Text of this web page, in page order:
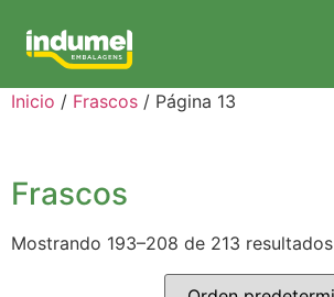
Inicio / Frascos / Página 13
Frascos
Mostrando 193–208 de 213 resultados